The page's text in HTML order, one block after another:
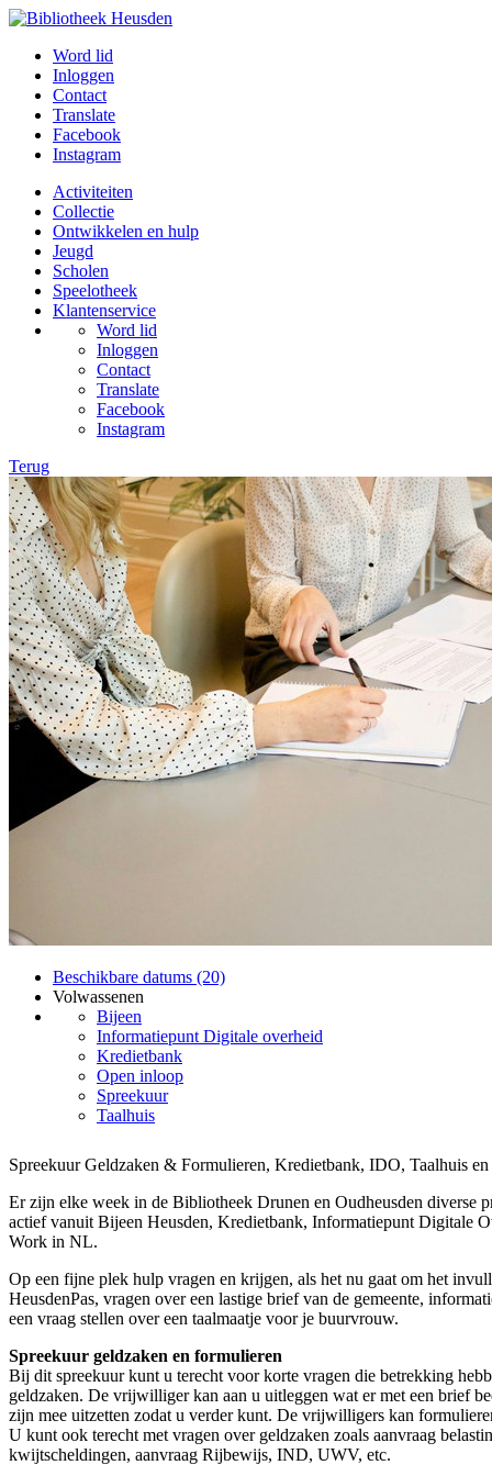
Word lid
Inloggen
Contact
Translate
Facebook
Instagram
Activiteiten
Collectie
Ontwikkelen en hulp
Jeugd
Scholen
Speelotheek
Klantenservice
Word lid
Inloggen
Contact
Translate
Facebook
Instagram
Terug
Beschikbare datums (20)
Volwassenen
Bijeen
Informatiepunt Digitale overheid
Kredietbank
Open inloop
Spreekuur
Taalhuis
Spreekuur Geldzaken & Formulieren, Kredietbank, IDO, Taalhuis
Er zijn elke week in de Bibliotheek Drunen en Oudheusden diverse
actief vanuit Bijeen Heusden, Kredietbank, Informatiepunt Digitale
Work in NL.
Op een fijne plek hulp vragen en krijgen, als het nu gaat om het
HeusdenPas, vragen over een lastige brief van de gemeente,
een vraag stellen over een taalmaatje voor je buurvrouw.
Spreekuur geldzaken en formulieren
Bij dit spreekuur kunt u terecht voor korte vragen die betrekking
geldzaken. De vrijwilliger kan aan u uitleggen wat er met een brief
zijn mee uitzetten zodat u verder kunt. De vrijwilligers kan
U kunt ook terecht met vragen over geldzaken zoals aanvraag
kwijtscheldingen, aanvraag Rijbewijs, IND, UWV, etc.